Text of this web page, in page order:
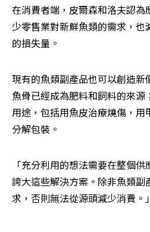
在消費者端，皮爾森和洛夫認
少零售業對新鮮魚類的需求，也
的損失量。
現有的魚類副產品也可以創造新
魚骨已經成為肥料和飼料的來
用途，包括用魚皮治療燒傷，
分解包裝。
「充分利用的想法需要在整個
誇大這些解決方案。除非魚類副
求，否則無法從源頭減少消費。